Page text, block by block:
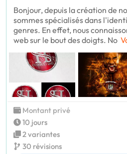
Bonjour, depuis la création de
sommes spécialisés dans
genres. En effet, nous
web sur le bout des doigts. No
Montant privé
10 jours
2 variantes
30 révisions